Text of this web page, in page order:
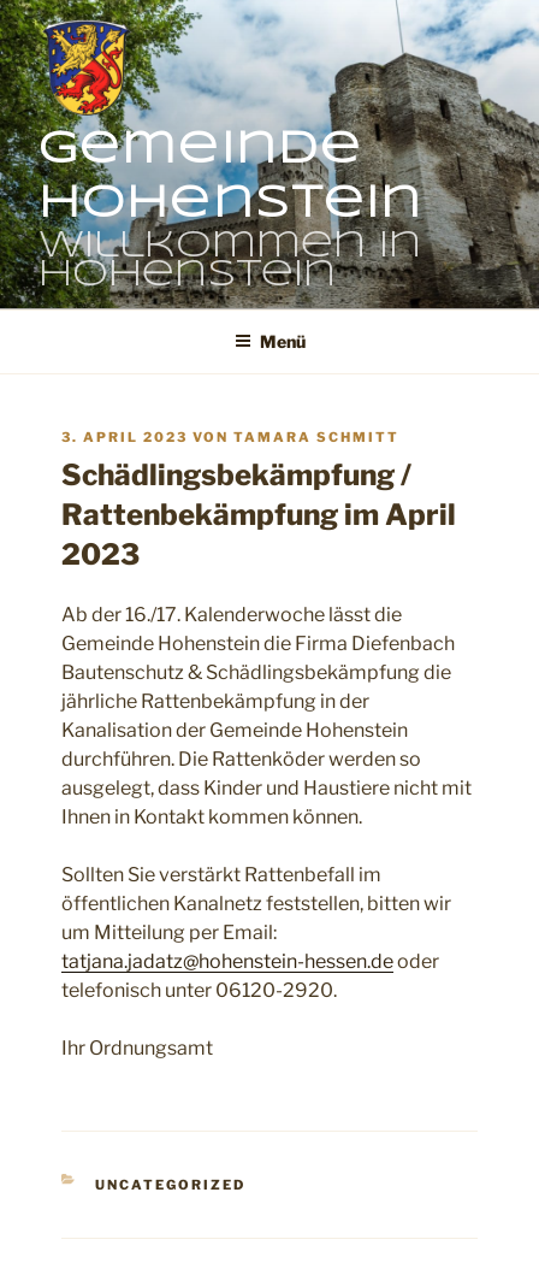
Zum
Inhalt
springen
Gemeinde
Hohenstein
Willkommen in
Hohenstein
Menü
VERÖFFENTLICHT
AM
3. APRIL 2023 VONTAMARA SCHMITT
Schädlingsbekämpfung /
Rattenbekämpfung im April
2023
Ab der 16./17. Kalenderwoche lässt die
Gemeinde Hohenstein die Firma Diefenbach
Bautenschutz & Schädlingsbekämpfung die
jährliche Rattenbekämpfung in der
Kanalisation der Gemeinde Hohenstein
durchführen. Die Rattenköder werden so
ausgelegt, dass Kinder und Haustiere nicht mit
Ihnen in Kontakt kommen können.
Sollten Sie verstärkt Rattenbefall im
öffentlichen Kanalnetz feststellen, bitten wir
um Mitteilung per Email:
tatjana.jadatz@hohenstein-hessen.deoder
telefonisch unter 06120-2920.
Ihr Ordnungsamt
KATEGORIEN
UNCATEGORIZED